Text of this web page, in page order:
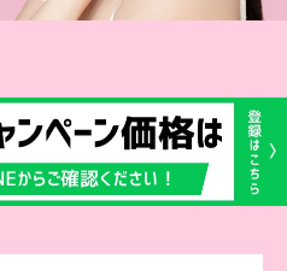
クリニック紹介
お知らせ